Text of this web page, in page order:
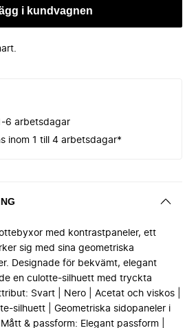
i kundvagnen
6 arbetsdagar
inom 1 till 4 arbetsdagar*
med kontrastpaneler, ett
sig med sina geometriska
Designade för bekvämt, elegant
en culotte-silhuett med tryckta
Svart | Nero | Acetat och viskos |
silhuett | Geometriska sidopaneler i
& passform: Elegant passform |